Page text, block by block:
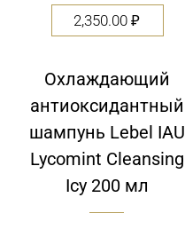
2,350.00₽
Охлаждающий
антиоксидантный
шампунь Lebel IAU
Lycomint Cleansing
Icy 200 мл